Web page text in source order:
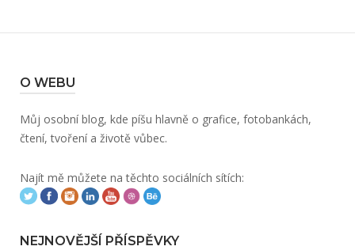
O WEBU
Můj osobní blog, kde píšu hlavně o grafice, fotobankách,
čtení, tvoření a životě vůbec.
Najít mě můžete na těchto sociálních sítích:
NEJNOVĚJŠÍ PŘÍSPĚVKY